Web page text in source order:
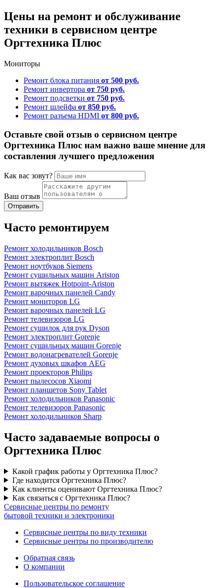
Цены на ремонт и обслуживание
техники в сервисном центре
Оргтехника Плюс
Мониторы
Ремонт блока питания от 500 руб.
Ремонт инвертора от 750 руб.
Ремонт подсветки от 750 руб.
Ремонт шлейфа от 850 руб.
Ремонт разъема HDMI от 800 руб.
Оставьте свой отзыв о сервисном центре
Оргтехника Плюс нам важно ваше мнение для
составления лучшего предложения
Как вас зовут?
Ваш отзыв
Часто ремонтируем
Ремонт холодильников Bosch
Ремонт электроплит Bosch
Ремонт ноутбуков Siemens
Ремонт сушильных машин Ariston
Ремонт вытяжек Hotpoint-Ariston
Ремонт варочных панелей Candy
Ремонт мониторов LG
Ремонт варочных панелей LG
Ремонт телевизоров LG
Ремонт сушилок для рук Dyson
Ремонт электроплит Gorenje
Ремонт сушильных машин Gorenje
Ремонт водонагревателей Gorenje
Ремонт духовых шкафов AEG
Ремонт проекторов Philips
Ремонт пылесосов Xiaomi
Ремонт планшетов Sony Tablet
Ремонт холодильников Panasonic
Ремонт телевизоров Panasonic
Ремонт холодильников Sharp
Часто задаваемые вопросы о
Оргтехника Плюс
Какой график работы у Оргтехника Плюс?
Где находится Оргтехника Плюс?
Как клиенты оценивают Оргтехника Плюс?
Как связаться с Оргтехника Плюс?
Сервисные центры по ремонту
бытовой техники и электроники
Сервисные центры по виду техники
Сервисные центры по производителю
Обратная связь
О компании
Пользовательское соглашение